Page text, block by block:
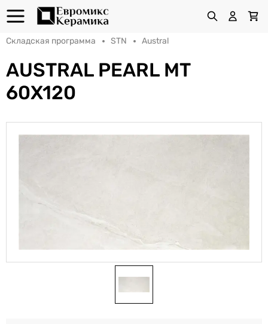
Складская программа STN Austral
AUSTRAL PEARL MT
60X120